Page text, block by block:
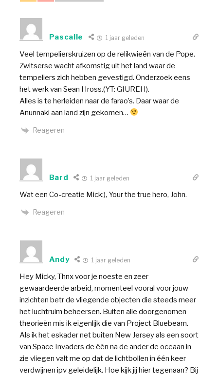
Pascalle 1 jaar geleden
Veel tempelierskruizen op de relikwieën van de Pope.
Zwitserse wacht afkomstig uit het land waar de
tempeliers zich hebben gevestigd. Onderzoek eens
het werk van Sean Hross.(YT: GIUREH).
Alles is te herleiden naar de farao’s. Daar waar de
Anunnaki aan land zijn gekomen…
Reageren
Bard 1 jaar geleden
Wat een Co-creatie Mick:), Your the true hero, John.
Reageren
Andy 1 jaar geleden
Hey Micky, Thnx voor je noeste en zeer
gewaardeerde arbeid, momenteel vooral voor jouw
inzichten betr de vliegende objecten die steeds meer
het luchtruim beheersen. Buiten alle doorgenomen
theorieën mis ik eigenlijk die van Project Bluebeam.
Als ik het eskader net buiten New Jersey als een soort
van Space Invaders de één na de ander de oceaan in
zie vliegen valt me op dat de lichtbollen in één keer
verdwijnen ipv geleidelijk. Hoe kijk jij hier tegenaan? Bij